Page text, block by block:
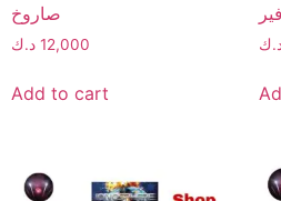
صاروخ
12,000 د.ك
Add to cart